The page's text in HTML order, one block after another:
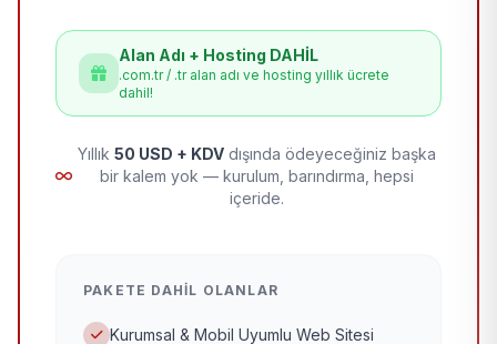
Alan Adı + Hosting DAHİL
.com.tr / .tr alan adı ve hosting yıllık ücrete
dahil!
Yıllık 50 USD + KDV dışında ödeyeceğiniz başka
bir kalem yok — kurulum, barındırma, hepsi
içeride.
PAKETE DAHIL OLANLAR
Kurumsal & Mobil Uyumlu Web Sitesi